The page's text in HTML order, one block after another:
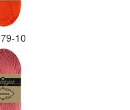
79-10